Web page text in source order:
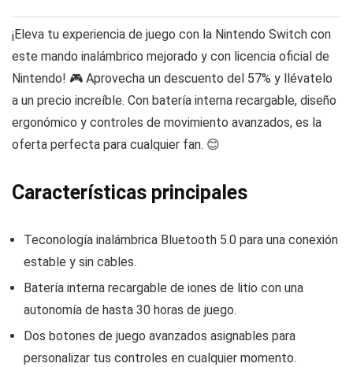
¡Eleva tu experiencia de juego con la Nintendo Switch con
este mando inalámbrico mejorado y con licencia oficial de
Nintendo! 🎮 Aprovecha un descuento del 57% y llévatelo
a un precio increíble. Con batería interna recargable, diseño
ergonómico y controles de movimiento avanzados, es la
oferta perfecta para cualquier fan. 😊
Características principales
Teconología inalámbrica Bluetooth 5.0 para una conexión
estable y sin cables.
Batería interna recargable de iones de litio con una
autonomía de hasta 30 horas de juego.
Dos botones de juego avanzados asignables para
personalizar tus controles en cualquier momento.